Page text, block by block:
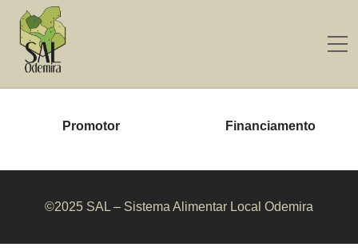
Promotor Financiamento
©2025 SAL – Sistema Alimentar Local Odemira